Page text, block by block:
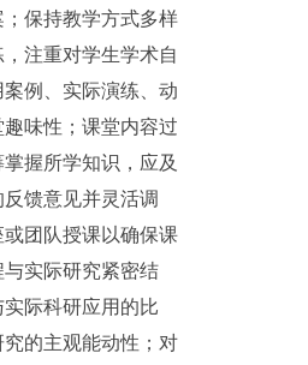
保持教学方式多样
注重对学生学术自
例、实际演练、动
味性；课堂内容过
握所学知识，应及
馈意见并灵活调
团队授课以确保课
实际研究紧密结
际科研应用的比
的主观能动性；对